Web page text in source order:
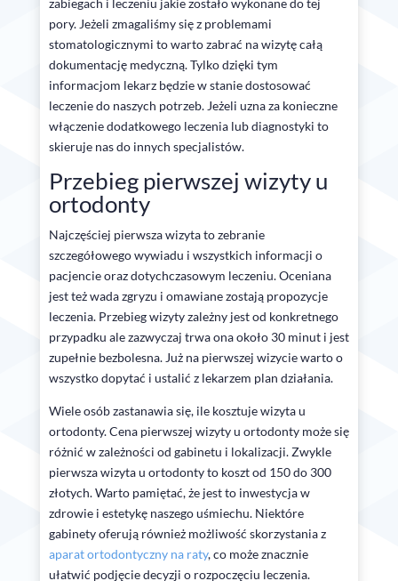
zabiegach i leczeniu jakie zostało wykonane do tej
pory. Jeżeli zmagaliśmy się z problemami
stomatologicznymi to warto zabrać na wizytę całą
dokumentację medyczną. Tylko dzięki tym
informacjom lekarz będzie w stanie dostosować
leczenie do naszych potrzeb. Jeżeli uzna za konieczne
włączenie dodatkowego leczenia lub diagnostyki to
skieruje nas do innych specjalistów.
Przebieg pierwszej wizyty u
ortodonty
Najczęściej pierwsza wizyta to zebranie
szczegółowego wywiadu i wszystkich informacji o
pacjencie oraz dotychczasowym leczeniu. Oceniana
jest też wada zgryzu i omawiane zostają propozycje
leczenia. Przebieg wizyty zależny jest od konkretnego
przypadku ale zazwyczaj trwa ona około 30 minut i jest
zupełnie bezbolesna. Już na pierwszej wizycie warto o
wszystko dopytać i ustalić z lekarzem plan działania.
Wiele osób zastanawia się, ile kosztuje wizyta u
ortodonty. Cena pierwszej wizyty u ortodonty może się
różnić w zależności od gabinetu i lokalizacji. Zwykle
pierwsza wizyta u ortodonty to koszt od 150 do 300
złotych. Warto pamiętać, że jest to inwestycja w
zdrowie i estetykę naszego uśmiechu. Niektóre
gabinety oferują również możliwość skorzystania z
aparat ortodontyczny na raty, co może znacznie
ułatwić podjęcie decyzji o rozpoczęciu leczenia.